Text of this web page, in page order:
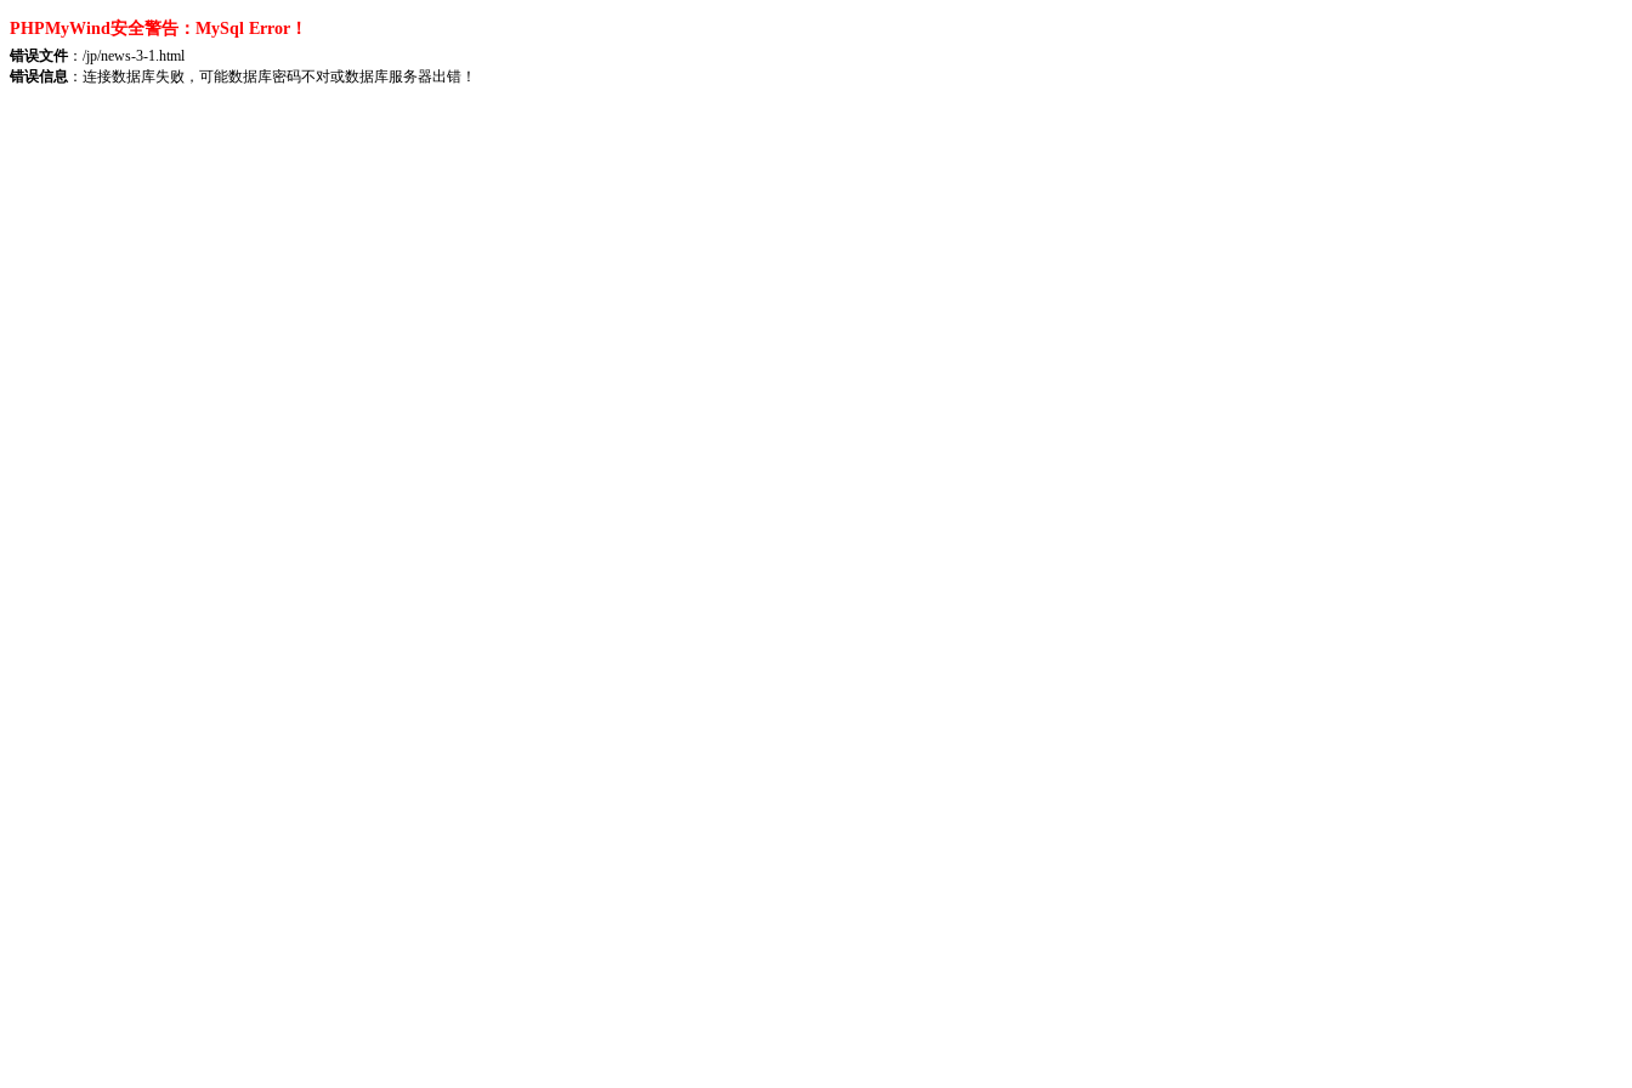
PHPMyWind安全警告：MySql Error！
错误文件：/jp/news-3-1.html
错误信息 ：连接数据库失败，可能数据库密码不对或数据库服务器出错！